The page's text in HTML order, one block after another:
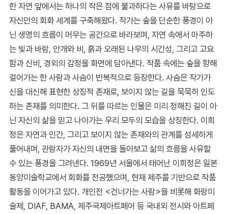
한 자연 앞에서는 하나의 작은 점에 불과하다는 사유를 바탕으로
자신만의 회화 세계를 구축해왔다. 작가는 숲을 단순한 풍경이 아
닌 생명의 흐름이 머무는 공간으로 바라보며, 자연 속에서 마주하
는 빛과 바람, 안개와 비, 흙과 오래된 나무의 시간성, 그리고 고요
함과 신비, 경외의 감정을 화면에 담아낸다. 작품 속에는 숲을 향해
걸어가는 한 사람과 사슴이 반복적으로 등장한다. 사슴은 작가가
신을 대신해 표현한 상징적 존재로, 보이지 않는 길을 묵묵히 인도
하는 존재를 의미한다. 그 뒤를 따르는 인물은 미리 정해진 길이 아
닌 자신의 삶을 믿고 나아가는 우리 모두의 모습을 상징한다. 이희
정은 자연과 인간, 그리고 보이지 않는 존재와의 관계를 섬세하게
풀어내며, 관람자가 자신의 내면을 돌아보고 삶의 흐름을 사유할
수 있는 풍경을 그려낸다. 1969년 서울에서 태어난 이희정은 일본
동양미술학교에서 회화를 전공했으며, 현재 제주를 기반으로 작품
활동을 이어가고 있다. 개인전 <건너가는 사람>을 비롯해 화랑미
술제, DIAF, BAMA, 제주국제아트페어 등 국내외 전시와 아트페